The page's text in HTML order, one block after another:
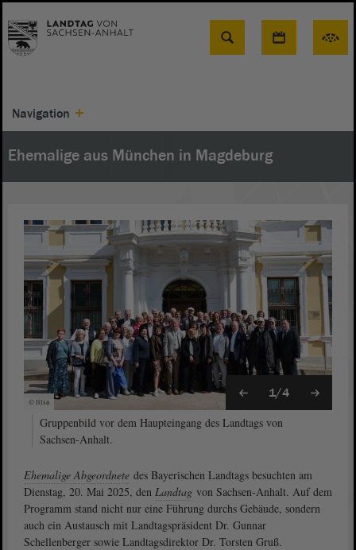
Suche
Navigation
Ehemalige aus München in Magdeburg
© ltlsa
1/4
Gruppenbild vor dem Haupteingang des Landtags von
Sachsen-Anhalt.
Ehemalige Abgeordnete des Bayerischen Landtags besuchten am
Dienstag, 20. Mai 2025, den Landtag von Sachsen-Anhalt. Auf dem
Programm stand nicht nur eine Führung durchs Gebäude, sondern
auch ein Austausch mit Landtagspräsident Dr. Gunnar
Schellenberger sowie Landtagsdirektor Dr. Torsten Gruß.